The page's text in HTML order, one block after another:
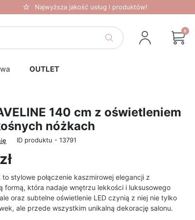
Najwyższa jakość usług i produktów!
0
OUTLET
140 cm z oświetleniem
nóżkach
ID produktu - 13791
to stylowe połączenie kaszmirowej elegancji z
formą, która nadaje wnętrzu lekkości i luksusowego
oraz subtelne oświetlenie LED czynią z niej nie tylko
ale przede wszystkim unikalną dekorację salonu.